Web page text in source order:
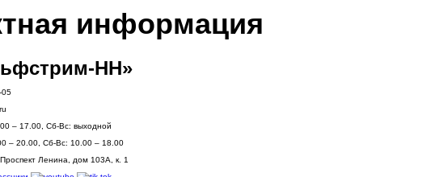
информация
НН»
05
– 17.00, Сб-Вс: выходной
– 20.00, Сб-Вс: 10.00 – 18.00
Ленина, дом 103А, к. 1